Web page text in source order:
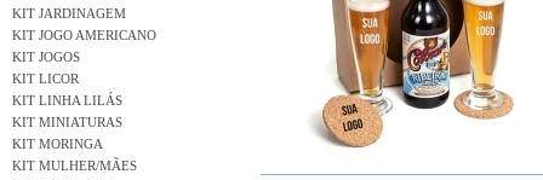
KIT JARDINAGEM
KIT JOGO AMERICANO
KIT JOGOS
KIT LICOR
KIT LINHA LILÁS
KIT MINIATURAS
KIT MORINGA
KIT MULHER/MÃES